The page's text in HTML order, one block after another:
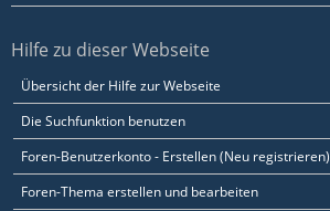
Hilfe zu dieser Webseite
Übersicht der Hilfe zur Webseite
Die Suchfunktion benutzen
Foren-Benutzerkonto - Erstellen (Neu registrieren)
Foren-Thema erstellen und bearbeiten